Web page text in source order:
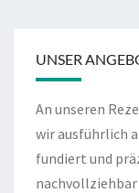
UNSER
An unseren
wir ausführlich
fundiert und